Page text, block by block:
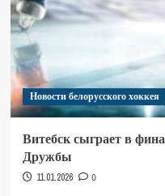
Новости белорусского хоккея
Витебск сыграет в
Дружбы
11.01.2026 0